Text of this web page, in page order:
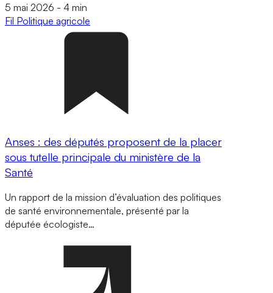
5 mai 2026 - 4 min
Fil Politique agricole
Anses : des députés proposent de la placer
sous tutelle principale du ministère de la
Santé
Un rapport de la mission d’évaluation des politiques
de santé environnementale, présenté par la
députée écologiste…